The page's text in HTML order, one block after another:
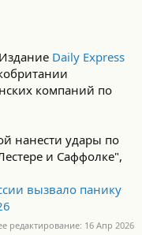
Издание Daily Express
компаний по
нанести удары по
и Саффолке",
вызвало панику
редактирование: 16 Апр 2026